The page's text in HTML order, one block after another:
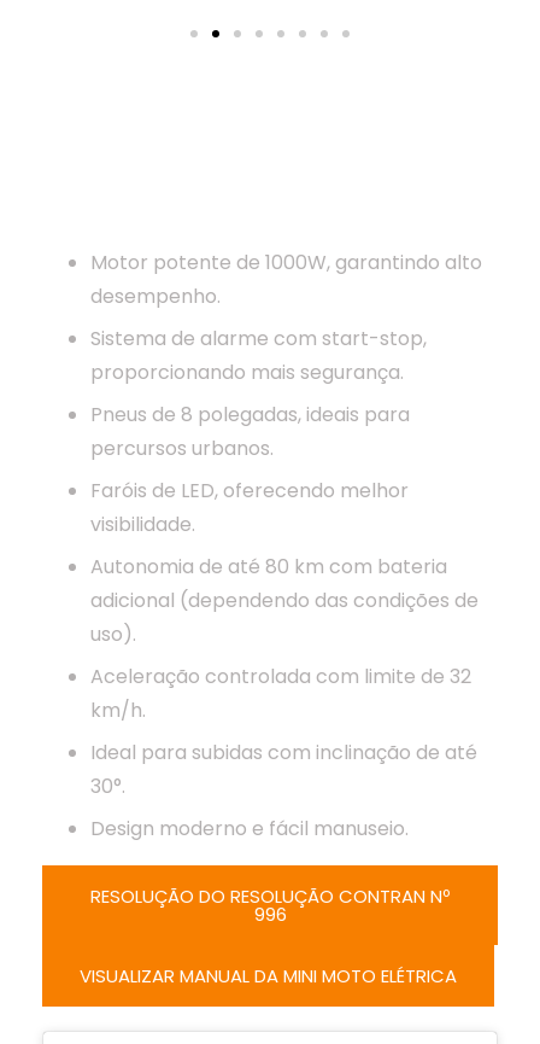
Motor potente de 1000W, garantindo alto
desempenho.
Sistema de alarme com start-stop,
proporcionando mais segurança.
Pneus de 8 polegadas, ideais para
percursos urbanos.
Faróis de LED, oferecendo melhor
visibilidade.
Autonomia de até 80 km com bateria
adicional (dependendo das condições de
uso).
Aceleração controlada com limite de 32
km/h.
Ideal para subidas com inclinação de até
30°.
Design moderno e fácil manuseio.
RESOLUÇÃO DO RESOLUÇÃO CONTRAN Nº
996
VISUALIZAR MANUAL DA MINI MOTO ELÉTRICA